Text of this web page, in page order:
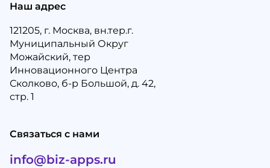
Наш адрес
121205, г. Москва, вн.тер.г.
Муниципальный Округ
Можайский, тер
Инновационного Центра
Сколково, б-р Большой, д. 42,
стр. 1
Связаться с нами
info@biz-apps.ru